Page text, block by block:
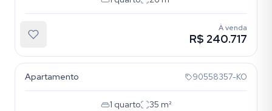
À venda
R$ 240.717
Apartamento 90558357-KO
1 quarto 35 m²